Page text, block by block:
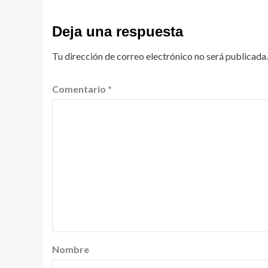
Deja una respuesta
Tu dirección de correo electrónico no será publicada.
Comentario *
Nombre